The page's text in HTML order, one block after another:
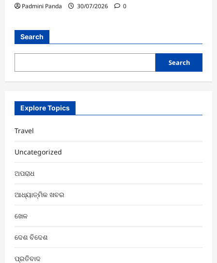
Padmini Panda 30/07/2026 0
Search
Search
Explore Topics
Travel
Uncategorized
ଅପରାଧ
ଆଧ୍ୟାତ୍ମିକ ଖବର
ଖେଳ
ଦେଶ ବିଦେଶ
ପ୍ରତିବାଦ